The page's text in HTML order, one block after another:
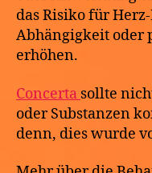
das Risiko für
Abhängigkeit oder
erhöhen.
Concerta sollte
oder Substanzen
denn, dies wurde